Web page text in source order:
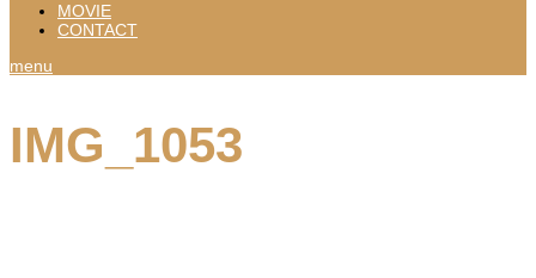
MOVIE
CONTACT
menu
IMG_1053